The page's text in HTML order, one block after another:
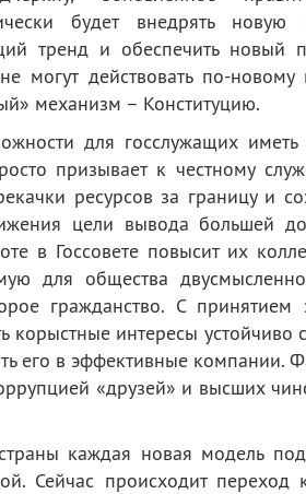
будет внедрять
тренд и обеспечить новый
могут действовать по-
механизм – Конституцию.
для госслужащих
призывает к честному
ресурсов за границу и
цели вывода большей
в Госсовете повысит их
для общества
гражданство. С принятием
корыстные интересы
его в эффективные компании.
«друзей» и высших
каждая новая модель
Сейчас происходит переход